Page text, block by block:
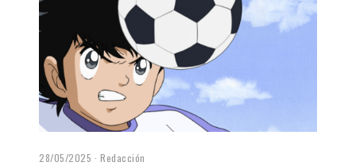
28/05/2025 Redacción